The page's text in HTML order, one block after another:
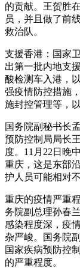
的贡献。王贺胜
员，并且做了前
救治队。
支援香港：国家
出第一批内地支
酸检测车入港，
强疫情防控措施
施封控管理等，
国务院副秘书长
预防控制局局长
度。11月22日晚
重庆，这是东部
护人员可能相对
重庆的疫情严重
务院副总理孙春
感染程度深，疫
杂严峻。国务院
国家疾病预防控
的严重程度。